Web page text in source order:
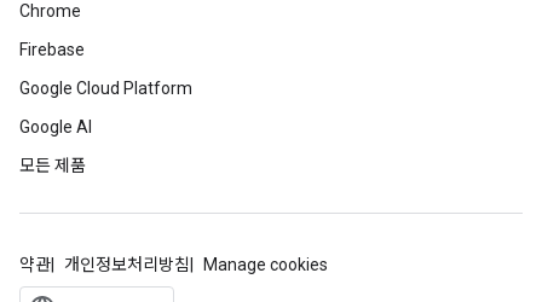
Chrome
Firebase
Google Cloud Platform
Google AI
모든 제품
약관 개인정보처리방침 Manage cookies